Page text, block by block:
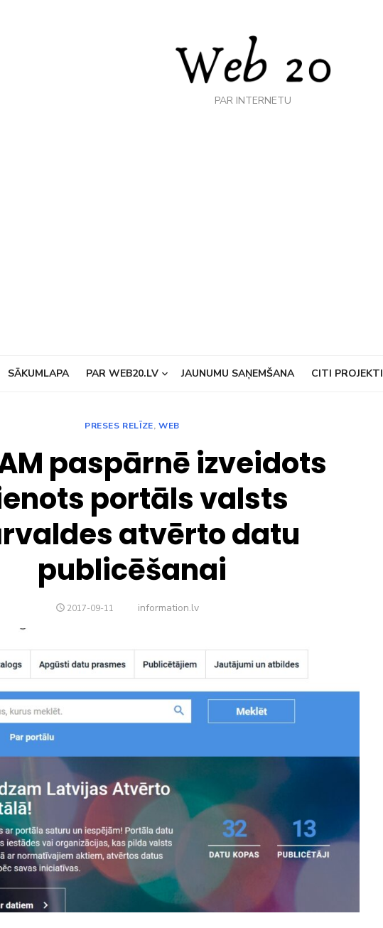
PAR INTERNETU
SĀKUMLAPA PAR WEB20.LV JAUNUMU SAŅEMŠANA CITI PROJEKTI
PRESES RELĪZE,WEB
paspārnē izveidots
portāls valsts
atvērto datu
publicēšanai
POSTED
2017-09-11 Author
information.lv